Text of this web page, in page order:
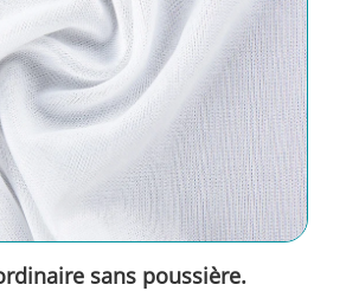
sans poussière.